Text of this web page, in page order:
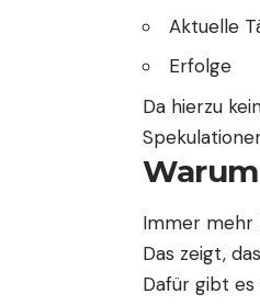
Aktuelle
Erfolge
Da hierzu
Immer mehr
Das zeigt,
Dafür gibt